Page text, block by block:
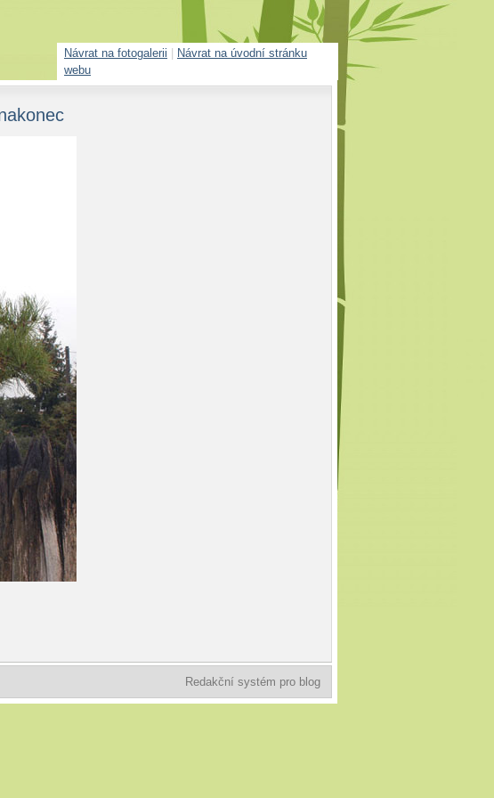
Návrat na fotogalerii
Návrat na úvodní stránku
webu
Redakční systém pro blog